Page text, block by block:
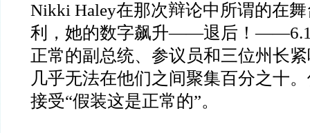
Nikki Haley在那次辩论中所谓的在
利，她的数字飙升——退后！
正常的副总统、参议员和三位州长
几乎无法在他们之间聚集百分之十
接受“假装这是正常的”。